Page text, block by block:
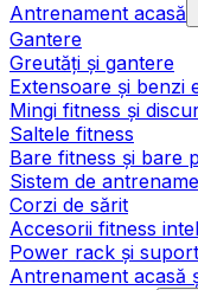
Antrenament acasă
Gantere
Greutăți și gantere
Extensoare și benzi
Mingi fitness și
Saltele fitness
Bare fitness și bare
Sistem de
Corzi de sărit
Accesorii fitness
Power rack și
Antrenament acasă